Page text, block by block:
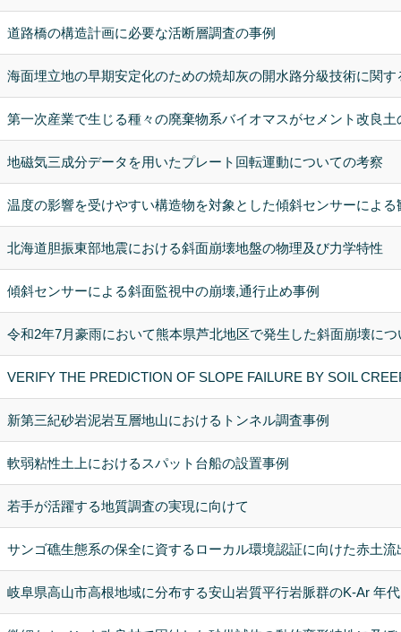
道路橋の構造計画に必要な活断層調査の事例
海面埋立地の早期安定化のための焼却灰の開水路分級技術に関す
第一次産業で生じる種々の廃棄物系バイオマスがセメント改良
地磁気三成分データを用いたプレート回転運動についての考察
温度の影響を受けやすい構造物を対象とした傾斜センサーによ
北海道胆振東部地震における斜面崩壊地盤の物理及び力学特性
傾斜センサーによる斜面監視中の崩壊,通行止め事例
令和2年7月豪雨において熊本県芦北地区で発生した斜面崩壊に
VERIFY THE PREDICTION OF SLOPE FAILURE BY SOIL
新第三紀砂岩泥岩互層地山におけるトンネル調査事例
軟弱粘性土上におけるスパット台船の設置事例
若手が活躍する地質調査の実現に向けて
サンゴ礁生態系の保全に資するローカル環境認証に向けた赤土
岐阜県高山市高根地域に分布する安山岩質平行岩脈群のK-Ar 年代